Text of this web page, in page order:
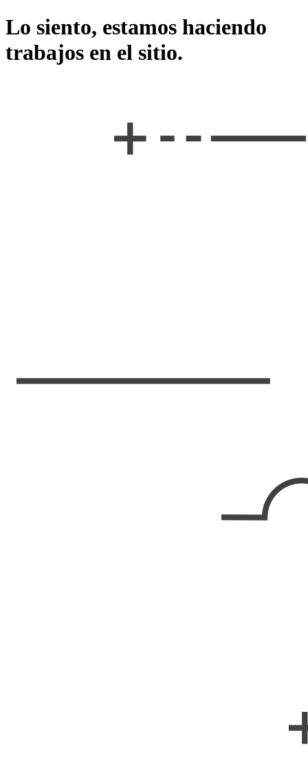
Lo siento, estamos haciendo
trabajos en el sitio.